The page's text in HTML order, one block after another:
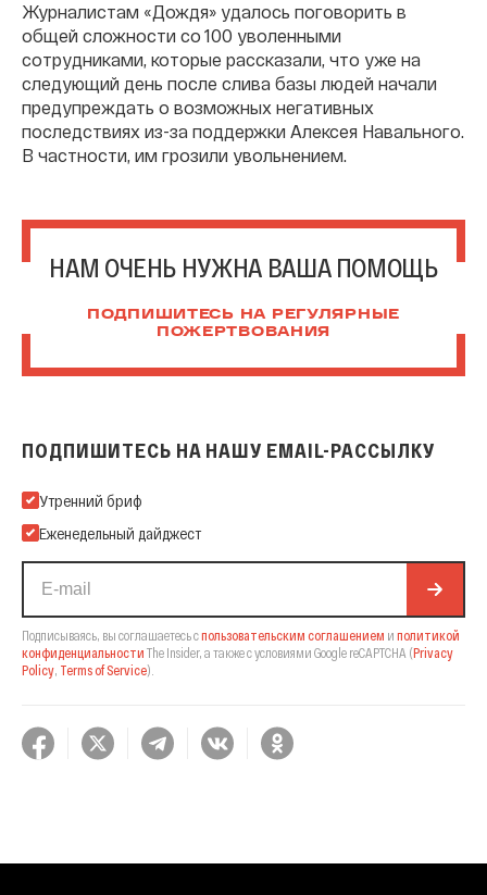
Журналистам «Дождя» удалось поговорить в
общей сложности со 100 уволенными
сотрудниками, которые рассказали, что уже на
следующий день после слива базы людей начали
предупреждать о возможных негативных
последствиях из-за поддержки Алексея Навального.
В частности, им грозили увольнением.
НАМ ОЧЕНЬ НУЖНА ВАША ПОМОЩЬ
ПОДПИШИТЕСЬ НА РЕГУЛЯРНЫЕ
ПОЖЕРТВОВАНИЯ
ПОДПИШИТЕСЬ НА НАШУ EMAIL-РАССЫЛКУ
Подпишитесь на нашу Email-рассылку
Утренний бриф
Еженедельный дайджест
Подписываясь, вы соглашаетесь спользовательским соглашением и политикой
конфиденциальности The Insider, а также с условиями Google reCAPTCHA (Privacy
Policy, Terms of Service).